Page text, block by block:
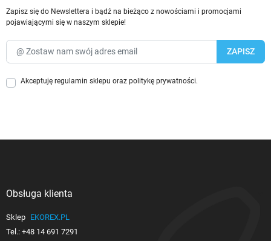
Zapisz się do Newslettera i bądź na bieżąco z nowościami i promocjami
pojawiającymi się w naszym sklepie!
Akceptuję regulamin sklepu oraz politykę prywatności.
Obsługa klienta
Sklep EKOREX.PL
Tel.: +48 14 691 7291